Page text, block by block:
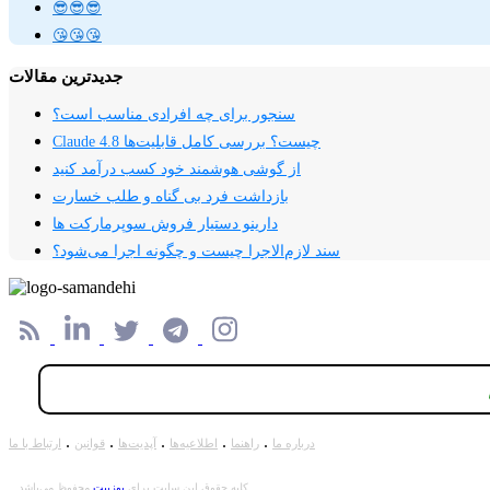
😎😎😎
😘😘😘
جدیدترین مقالات
سنجور برای چه افرادی مناسب است؟
Claude 4.8 چیست؟ بررسی کامل قابلیت‌ها
از گوشی هوشمند خود کسب درآمد کنید
بازداشت فرد بی گناه و طلب خسارت
دارینو دستیار فروش سوپرمارکت ها
سند لازم‌الاجرا چیست و چگونه اجرا می‌شود؟
درباره ما . راهنما . اطلاعیه‌ها . آپدیت‌ها . قوانین . ارتباط با ما
کلیه حقوق این سایت برای یوزبیت محفوظ می‌باشد.